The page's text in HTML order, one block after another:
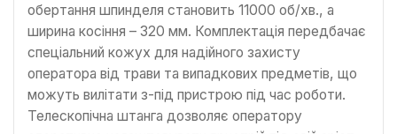
обертання шпинделя становить 11000 об/хв., а
ширина косіння – 320 мм. Комплектація передбачає
спеціальний кожух для надійного захисту
оператора від трави та випадкових предметів, що
можуть вилітати з-під пристрою під час роботи.
Телескопічна штанга дозволяє оператору